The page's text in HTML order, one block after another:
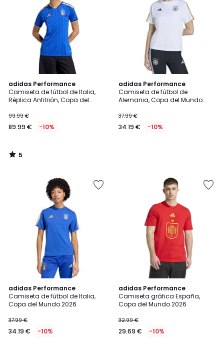
adidas Performance
Camiseta de fútbol de Italia,
Réplica Anfitrión, Copa del
99.99 €
89.99 € -10%
5
/
5
5
/
adidas Performance
Camiseta de fútbol de
Alemania, Copa del Mundo
37.99 €
34.19 € -10%
adidas Performance
Camiseta de fútbol de Italia,
Copa del Mundo 2026
37.99 €
34.19 € -10%
adidas Performance
Camiseta gráfica España,
Copa del Mundo 2026
32.99 €
29.69 € -10%